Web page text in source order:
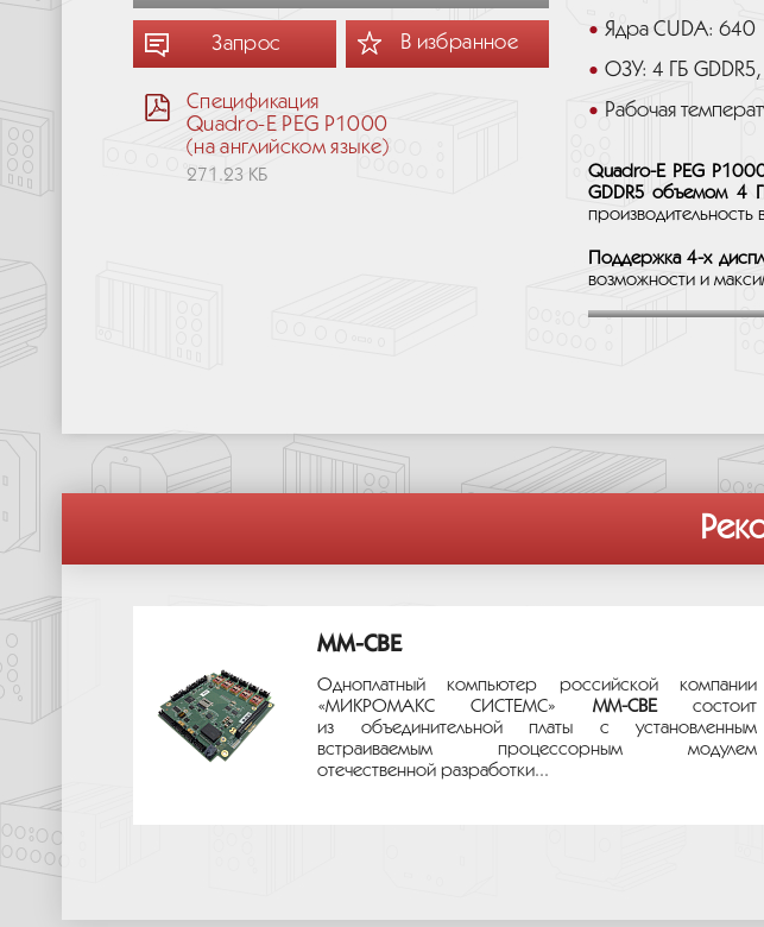
Запрос В избранное
Спецификация
Quadro-E PEG P1000
(на английском языке)
271.23 КБ
Ядра CUDA: 640
ОЗУ: 4 ГБ
Рабочая
Quadro-E PEG
GDDR5 объемом 4
Поддержка 4-х
возможности и
MM-CBE
Одноплатный компьютер российской компании
«МИКРОМАКС СИСТЕМС» MM-CBEсостоит
из объединительной платы с установленным
встраиваемым процессорным модулем
отечественной разработки...